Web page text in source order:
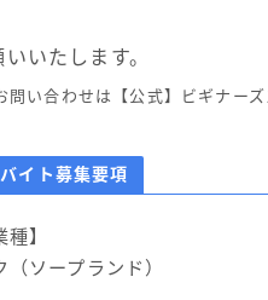
いたします。
い合わせは【公式】ビギナー
イト募集要項
種】
（ソープランド）